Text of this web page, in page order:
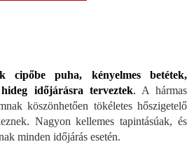
cipőbe puha, kényelmes betétek,
időjárásra terveztek. A hármas
köszönhetően tökéletes hőszigetelő
Nagyon kellemes tapintásúak, és
minden időjárás esetén.